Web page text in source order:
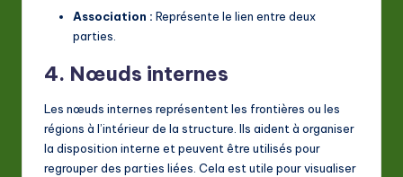
Association : Représente le lien entre deux
parties.
4. Nœuds internes
Les nœuds internes représentent les frontières ou les
régions à l’intérieur de la structure. Ils aident à organiser
la disposition interne et peuvent être utilisés pour
regrouper des parties liées. Cela est utile pour visualiser